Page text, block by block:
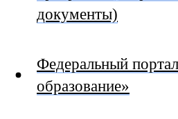
документы)
Федеральный
образование»